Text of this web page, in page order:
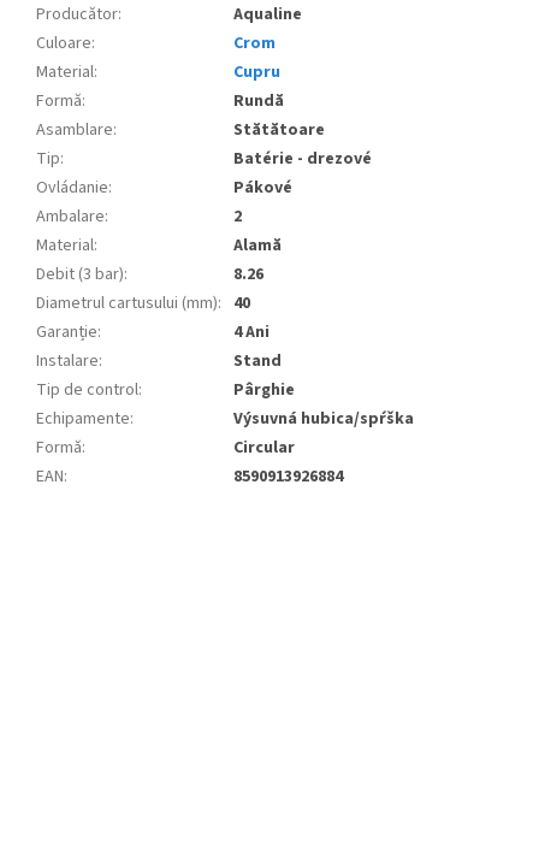
Producător:
Aqualine
Culoare:
Crom
Material:
Cupru
Formă:
Rundă
Asamblare:
Stătătoare
Tip:
Batérie - drezové
Ovládanie:
Pákové
Ambalare:
2
Material:
Alamă
Debit (3 bar):
8.26
Diametrul cartusului (mm): 40
Garanție:
4 Ani
Instalare:
Stand
Tip de control:
Pârghie
Echipamente:
Výsuvná hubica/spŕška
Formă:
Circular
EAN: 8590913926884